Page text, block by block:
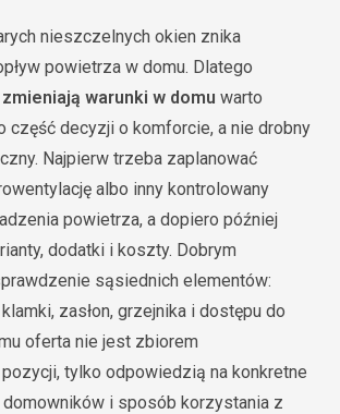
nieszczelnych okien znika
powietrza w domu. Dlatego
warunki w domu warto
część decyzji o komforcie, a nie drobny
Najpierw trzeba zaplanować
albo inny kontrolowany
powietrza, a dopiero później
dodatki i koszty. Dobrym
sąsiednich elementów:
zasłon, grzejnika i dostępu do
oferta nie jest zbiorem
tylko odpowiedzią na konkretne
i sposób korzystania z